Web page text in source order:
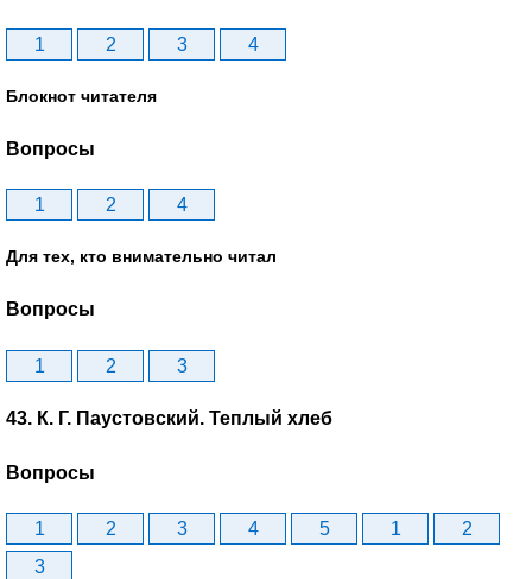
1 2 3 4
Блокнот читателя
Вопросы
1 2 4
Для тех, кто внимательно читал
Вопросы
1 2 3
43. К. Г. Паустовский. Теплый хлеб
Вопросы
1 2 3 4 5 1
2
3